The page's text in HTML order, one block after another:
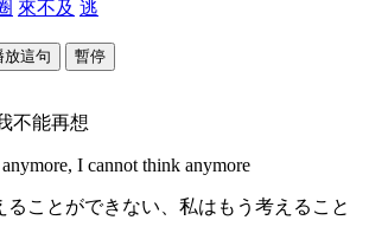
來不及 逃
放這句 暫停
不能再想
I cannot think anymore
ることができない、私はもう考えること